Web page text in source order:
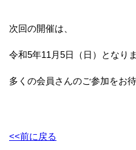
次回の開催は、
令和5年11月5日（日）となりま
多くの会員さんのご参加をお
<<前に戻る